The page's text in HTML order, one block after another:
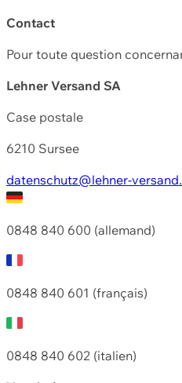
Contact
Pour toute question
Lehner Versand SA
Case postale
6210 Sursee
datenschutz@lehner-
0848 840 600 (allemand)
0848 840 601 (français)
0848 840 602 (italien)